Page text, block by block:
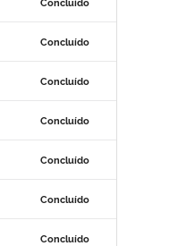
Concluído
Concluído
Concluído
Concluído
Concluído
Concluído
Concluído